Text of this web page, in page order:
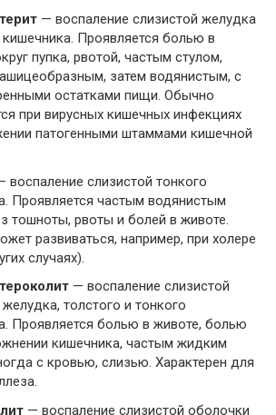
— воспаление слизистой желудка
кишечника. Проявляется болью в
пупка, рвотой, частым стулом,
затем водянистым, с
остатками пищи. Обычно
при вирусных кишечных инфекциях
патогенными штаммами кишечной
воспаление слизистой тонкого
Проявляется частым водянистым
тошноты, рвоты и болей в животе.
развиваться, например, при холере
случаях).
— воспаление слизистой
толстого и тонкого
Проявляется болью в животе, болью
кишечника, частым жидким
с кровью, слизью. Характерен для
— воспаление слизистой оболочки